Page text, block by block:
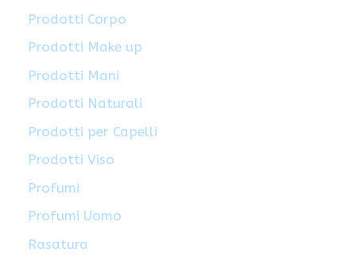
Prodotti Corpo
Prodotti Make up
Prodotti Mani
Prodotti Naturali
Prodotti per Capelli
Prodotti Viso
Profumi
Profumi Uomo
Rasatura